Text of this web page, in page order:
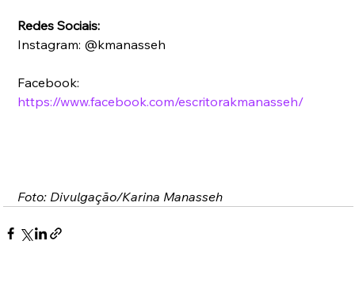
Redes Sociais:
Instagram: @kmanasseh
https://www.facebook.com/escritorakmanasseh/
Foto: Divulgação/Karina Manasseh